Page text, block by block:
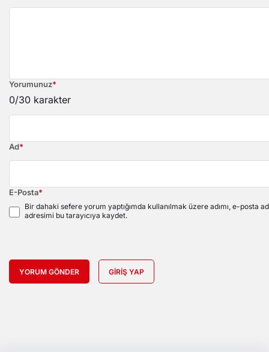
Yorumunuz*
0/30 karakter
Ad*
E-Posta*
Bir dahaki sefere yorum yaptığımda kullanılmak üzere adımı, e-posta
adresimi bu tarayıcıya kaydet.
YORUM GÖNDER GIRIŞ YAP